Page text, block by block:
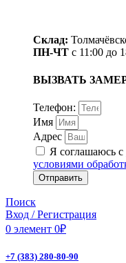
Склад:
ПН-ЧТ с 11:00 до
ВЫЗВАТЬ
Телефон:
Имя
Адрес
Я соглашаюсь с
условиями
Отправить
Поиск
Вход / Регистрация
0 элемент 0₽
+7 (383) 280-80-90